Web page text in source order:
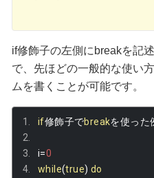
if修飾子の左側にbreakを記
で、先ほどの一般的な使い
ムを書くことが可能です。
if修飾子でbreakを使った
i=0
while(true) do